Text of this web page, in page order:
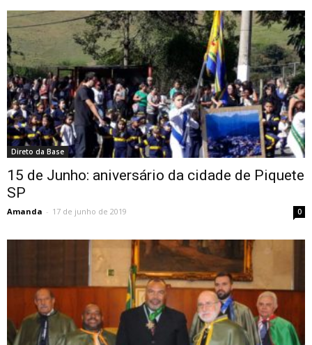
Direto da Base
15 de Junho: aniversário da cidade de Piquete
SP
Amanda - 17 de junho de 2019 0